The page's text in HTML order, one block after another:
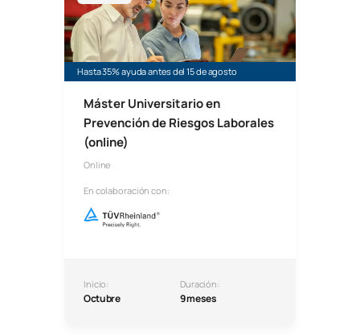
Hasta 35% ayuda antes del 15 de agosto
Máster Universitario en
Prevención de Riesgos Laborales
(online)
Online
En colaboración con:
Inicio:
Octubre
Duración:
9 meses